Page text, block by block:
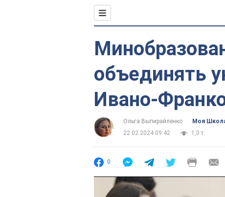
объединять
Ивано-
Ольга Выпирайленко
Моя
22.02.2024 09:42
1,0 т.
0